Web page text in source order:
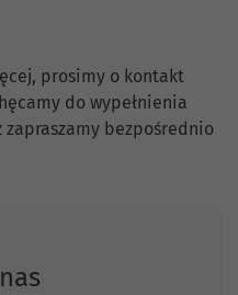
prosimy o kontakt
do wypełnienia
bezpośrednio